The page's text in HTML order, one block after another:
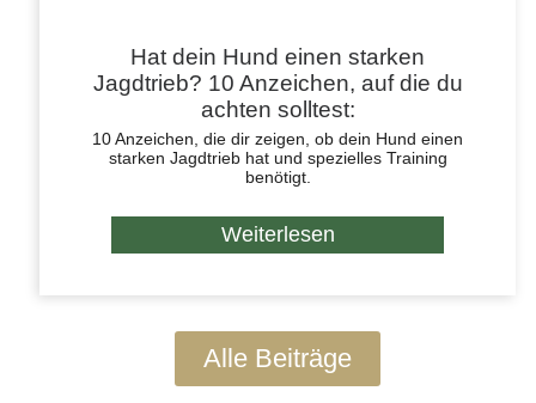
Hat dein Hund einen starken
Jagdtrieb? 10 Anzeichen, auf die du
achten solltest:
10 Anzeichen, die dir zeigen, ob dein Hund einen
starken Jagdtrieb hat und spezielles Training
benötigt.
Weiterlesen
Alle Beiträge